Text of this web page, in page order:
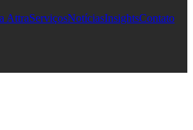
AttraServiçosNotíciasInsightsContato